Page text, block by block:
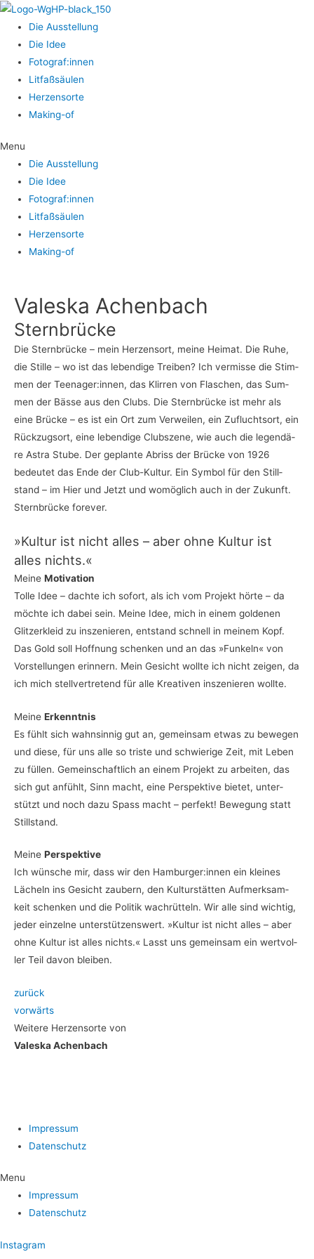
Die Aus­stel­lung
Die Idee
Fotograf:innen
Lit­faß­säu­len
Her­zens­or­te
Making-of
Menu
Die Aus­stel­lung
Die Idee
Fotograf:innen
Lit­faß­säu­len
Her­zens­or­te
Making-of
Val­es­ka Achenbach
Stern­brü­cke
Die Stern­brü­cke – mein Her­zens­ort, mei­ne Hei­mat. Die Ruhe,
die Stil­le – wo ist das leben­di­ge Trei­ben? Ich ver­mis­se die Stim­
men der Teenager:innen, das Klir­ren von Fla­schen, das Sum­
men der Bäs­se aus den Clubs. Die Stern­brü­cke ist mehr als
eine Brü­cke – es ist ein Ort zum Ver­wei­len, ein Zufluchts­ort, ein
Rück­zugs­ort, eine leben­di­ge Club­sze­ne, wie auch die legen­dä­
re Astra Stu­be. Der geplan­te Abriss der Brü­cke von 1926
bedeu­tet das Ende der Club-Kul­tur. Ein Sym­bol für den Still­
stand – im Hier und Jetzt und womög­lich auch in der Zukunft.
Stern­brü­cke forever.
»Kul­tur ist nicht alles – aber ohne Kul­tur ist
alles nichts.«
Mei­ne Motivation
Tol­le Idee – dach­te ich sofort, als ich vom Pro­jekt hör­te – da
möch­te ich dabei sein. Mei­ne Idee, mich in einem gol­de­nen
Glit­zer­kleid zu insze­nie­ren, ent­stand schnell in mei­nem Kopf.
Das Gold soll Hoff­nung schen­ken und an das »Fun­keln« von
Vor­stel­lun­gen erin­nern. Mein Gesicht woll­te ich nicht zei­gen, da
ich mich stell­ver­tre­tend für alle Krea­ti­ven insze­nie­ren wollte.
Mei­ne Erkenntnis
Es fühlt sich wahn­sin­nig gut an, gemein­sam etwas zu bewe­gen
und die­se, für uns alle so tris­te und schwie­ri­ge Zeit, mit Leben
zu fül­len. Gemein­schaft­lich an einem Pro­jekt zu arbei­ten, das
sich gut anfühlt, Sinn macht, eine Per­spek­ti­ve bie­tet, unter­
stützt und noch dazu Spass macht – per­fekt! Bewe­gung statt
Stillstand.
Mei­ne Perspektive
Ich wün­sche mir, dass wir den Hamburger:innen ein klei­nes
Lächeln ins Gesicht zau­bern, den Kul­tur­stät­ten Auf­merk­sam­
keit schen­ken und die Poli­tik wach­rüt­teln. Wir alle sind wich­tig,
jeder ein­zel­ne unter­stüt­zens­wert. »Kul­tur ist nicht alles – aber
ohne Kul­tur ist alles nichts.« Lasst uns gemein­sam ein wert­vol­
ler Teil davon bleiben.
zurück
vor­wärts
Wei­te­re Her­zens­or­te von
Val­es­ka Achenbach
Impres­sum
Daten­schutz
Menu
Impres­sum
Daten­schutz
Instagram